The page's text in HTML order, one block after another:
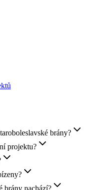
brány?
projektu?
brány nachází?